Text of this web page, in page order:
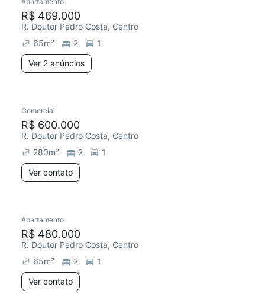
Redecorar
R$ 469.000
R. Doutor Pedro Costa, Centro
65m² 2
1
Ver 2 anúncios
Redecorar
Comercial
R$ 600.000
R. Doutor Pedro Costa, Centro
280m² 2
1
Ver contato
Redecorar
Apartamento
R$ 480.000
R. Doutor Pedro Costa, Centro
65m² 2
1
Ver contato